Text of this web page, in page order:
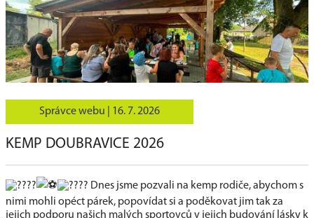
Správce webu | 16. 7. 2026
KEMP DOUBRAVICE 2026
Dnes jsme pozvali na kemp rodiče, abychom s
nimi mohli opéct párek, popovídat si a poděkovat jim tak za
jejich podporu našich malých sportovců v jejich budování lásky k